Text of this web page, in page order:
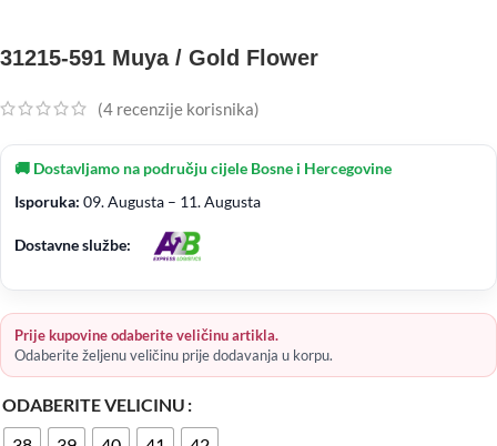
31215-591 Muya / Gold Flower
(4 recenzije korisnika)
🚚 Dostavljamo na području cijele Bosne i Hercegovine
Isporuka: 09. Augusta – 11. Augusta
Dostavne službe:
Prije kupovine odaberite veličinu artikla.
Odaberite željenu veličinu prije dodavanja u korpu.
ODABERITE VELICINU